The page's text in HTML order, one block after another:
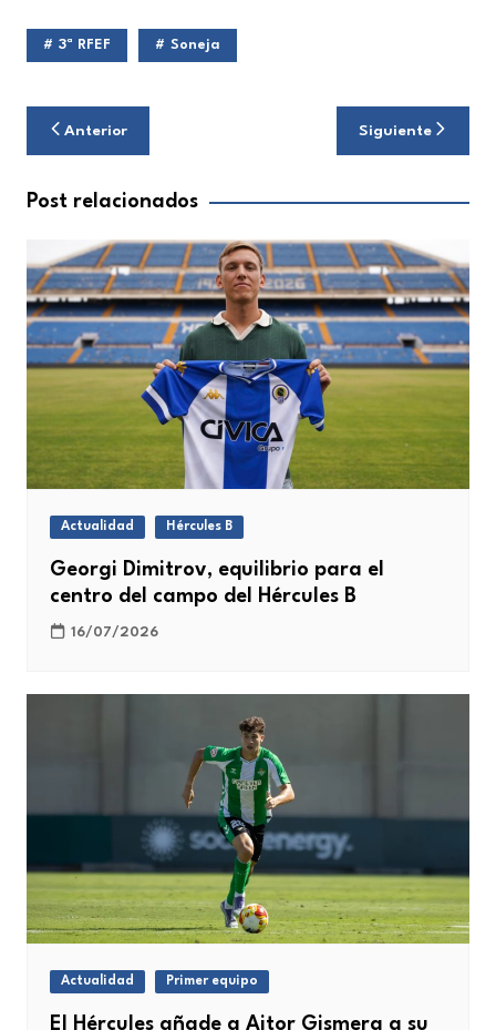
3ª RFEF Soneja
Navegación
de
entradas
Anterior Siguiente
Post relacionados
Actualidad Hércules B
Georgi Dimitrov, equilibrio para el
centro del campo del Hércules B
16/07/2026
Actualidad Primer equipo
El Hércules añade a Aitor Gismera a su